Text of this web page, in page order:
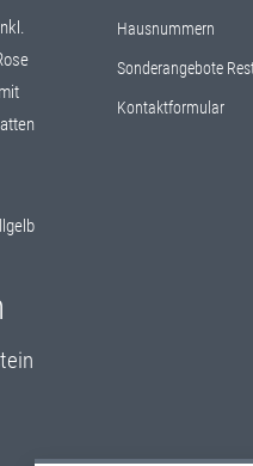
Hausnummern
Sonderangebote
Kontaktformular